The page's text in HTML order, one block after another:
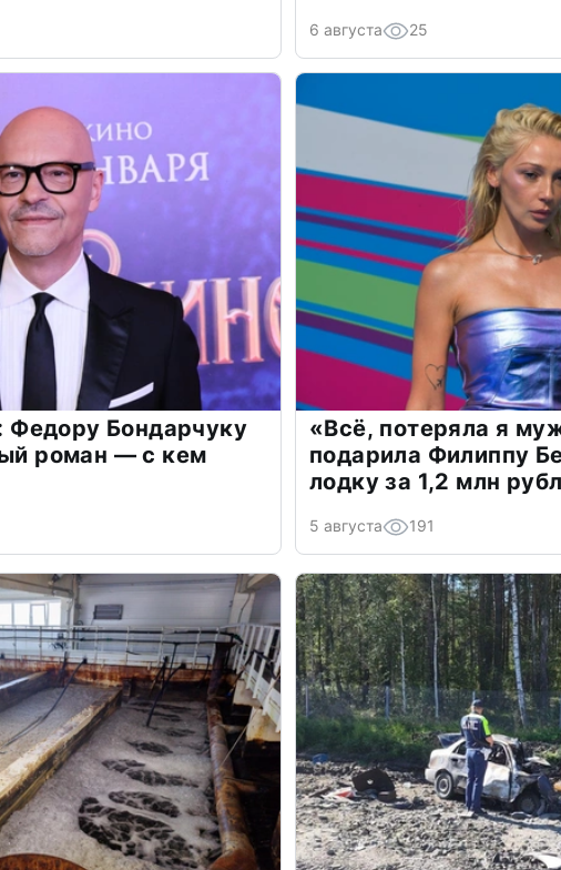
6 августа 25
Федору Бондарчуку
роман — с кем
«Всё, потеряла я
подарила Филиппу
лодку за 1,2 млн
5 августа 191